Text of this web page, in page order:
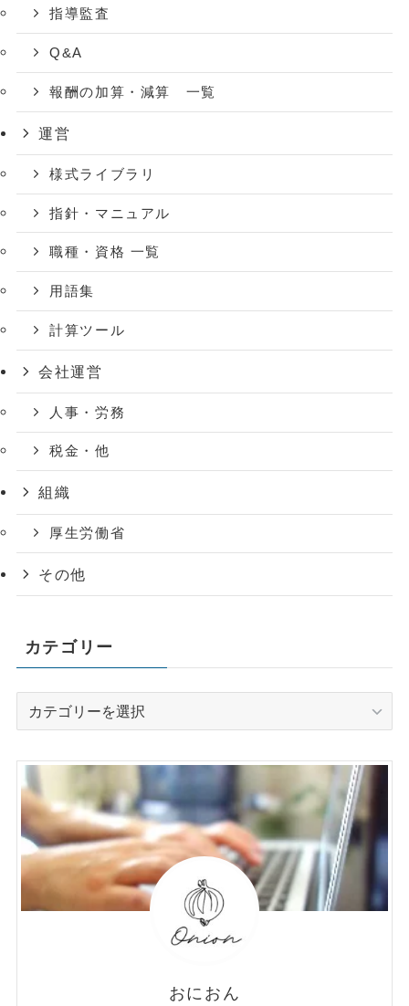
指導監査
Q&A
報酬の加算・減算 一覧
運営
様式ライブラリ
指針・マニュアル
職種・資格 一覧
用語集
計算ツール
会社運営
人事・労務
税金・他
組織
厚生労働省
その他
カテゴリー
ー
おにおん